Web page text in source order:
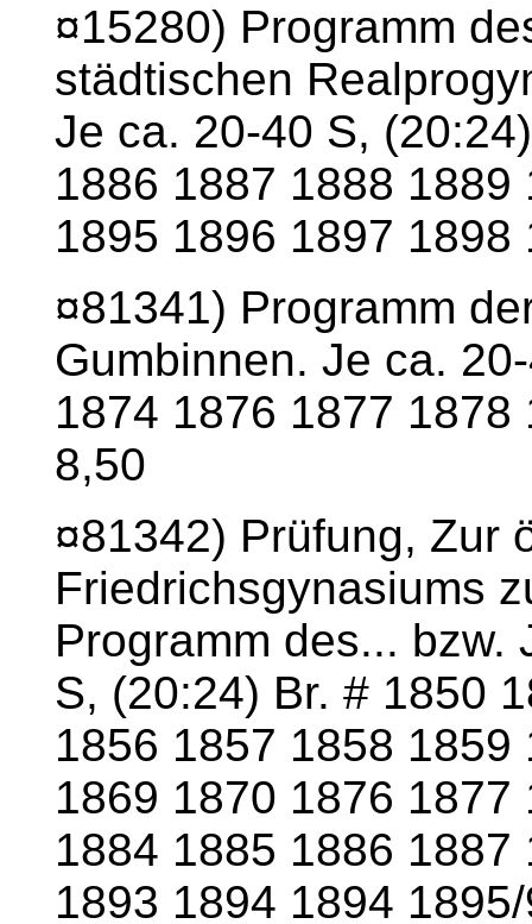
¤15280) Programm
städtischen
Je ca. 20-40 S,
1886 1887 1888
1895 1896 1897
¤81341) Programm
Gumbinnen. Je ca.
1874 1876 1877
8,50
¤81342) Prüfung, Zur
Friedrichsgynasiums
Programm des... bzw.
S, (20:24) Br. # 1850
1856 1857 1858
1869 1870 1876
1884 1885 1886
1893 1894 1894